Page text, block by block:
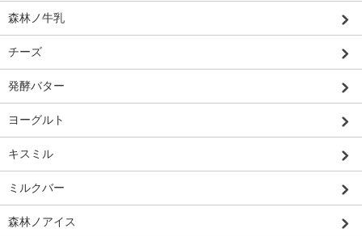
森林ノ牛乳
チーズ
発酵バター
ヨーグルト
キスミル
ミルクバー
森林ノアイス